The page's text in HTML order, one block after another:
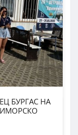
БУРГАС НА